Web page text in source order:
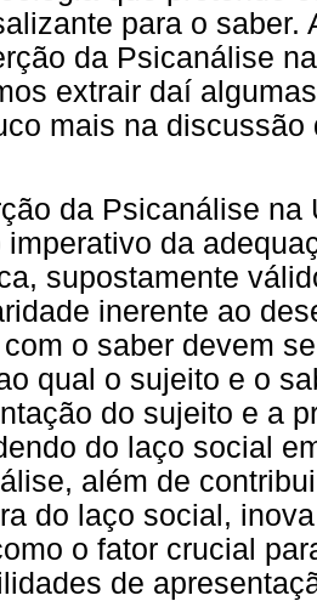
para o saber.
da Psicanálise
extrair daí
mais na
da Psicanálise na
imperativo da
supostamente
inerente ao
o saber devem
qual o sujeito e o
do sujeito e a
do laço social
além de
do laço social,
o fator crucial
de